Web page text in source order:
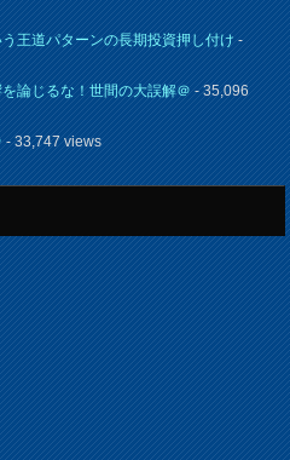
王道パターンの長期投資押し付け-
論じるな！世間の大誤解＠- 35,096
- 33,747 views